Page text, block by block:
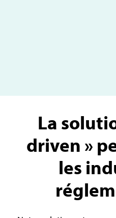
La
driven »
les